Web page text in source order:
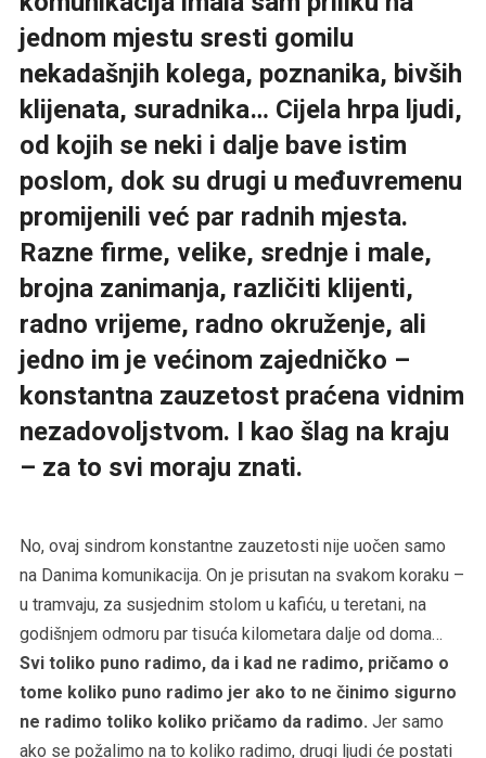
jednom mjestu sresti gomilu
nekadašnjih kolega, poznanika, bivših
klijenata, suradnika… Cijela hrpa ljudi,
od kojih se neki i dalje bave istim
poslom, dok su drugi u međuvremenu
promijenili već par radnih mjesta.
Razne firme, velike, srednje i male,
brojna zanimanja, različiti klijenti,
radno vrijeme, radno okruženje, ali
jedno im je većinom zajedničko –
konstantna zauzetost praćena vidnim
nezadovoljstvom. I kao šlag na kraju
– za to svi moraju znati.
No, ovaj sindrom konstantne zauzetosti nije uočen samo
na Danima komunikacija. On je prisutan na svakom koraku –
u tramvaju, za susjednim stolom u kafiću, u teretani, na
godišnjem odmoru par tisuća kilometara dalje od doma…
Svi toliko puno radimo, da i kad ne radimo, pričamo o
tome koliko puno radimo jer ako to ne činimo sigurno
ne radimo toliko koliko pričamo da radimo. Jer samo
ako se požalimo na to koliko radimo, drugi ljudi će postati